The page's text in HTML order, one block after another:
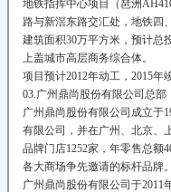
地铁指挥中心项目（琶洲
路与新滘东路交汇处，地铁四
建筑面积30万平方米，预计总
上盖城市高层商务综合体。
项目预计2012年动工，2015年
03.广州鼎尚股份有限公司总部
广州鼎尚股份有限公司成立于
有限公司，并在广州、北京、
品牌门店1252家，年零售总额
各大商场争先邀请的标杆品牌
广州鼎尚股份有限公司于2011